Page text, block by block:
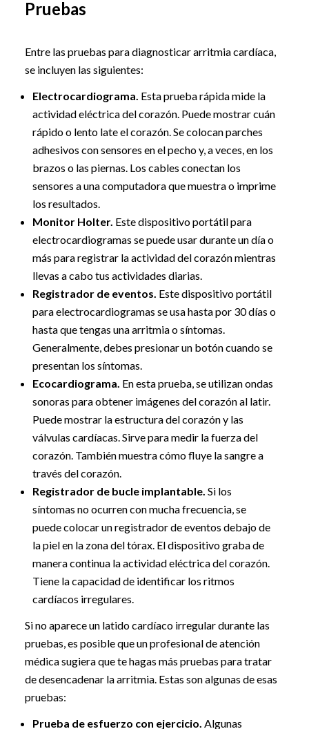
Pruebas
Entre las pruebas para diagnosticar arritmia cardíaca,
se incluyen las siguientes:
Electrocardiograma. Esta prueba rápida mide la
actividad eléctrica del corazón. Puede mostrar cuán
rápido o lento late el corazón. Se colocan parches
adhesivos con sensores en el pecho y, a veces, en los
brazos o las piernas. Los cables conectan los
sensores a una computadora que muestra o imprime
los resultados.
Monitor Holter. Este dispositivo portátil para
electrocardiogramas se puede usar durante un día o
más para registrar la actividad del corazón mientras
llevas a cabo tus actividades diarias.
Registrador de eventos. Este dispositivo portátil
para electrocardiogramas se usa hasta por 30 días o
hasta que tengas una arritmia o síntomas.
Generalmente, debes presionar un botón cuando se
presentan los síntomas.
Ecocardiograma. En esta prueba, se utilizan ondas
sonoras para obtener imágenes del corazón al latir.
Puede mostrar la estructura del corazón y las
válvulas cardíacas. Sirve para medir la fuerza del
corazón. También muestra cómo fluye la sangre a
través del corazón.
Registrador de bucle implantable. Si los
síntomas no ocurren con mucha frecuencia, se
puede colocar un registrador de eventos debajo de
la piel en la zona del tórax. El dispositivo graba de
manera continua la actividad eléctrica del corazón.
Tiene la capacidad de identificar los ritmos
cardíacos irregulares.
Si no aparece un latido cardíaco irregular durante las
pruebas, es posible que un profesional de atención
médica sugiera que te hagas más pruebas para tratar
de desencadenar la arritmia. Estas son algunas de esas
pruebas:
Prueba de esfuerzo con ejercicio. Algunas